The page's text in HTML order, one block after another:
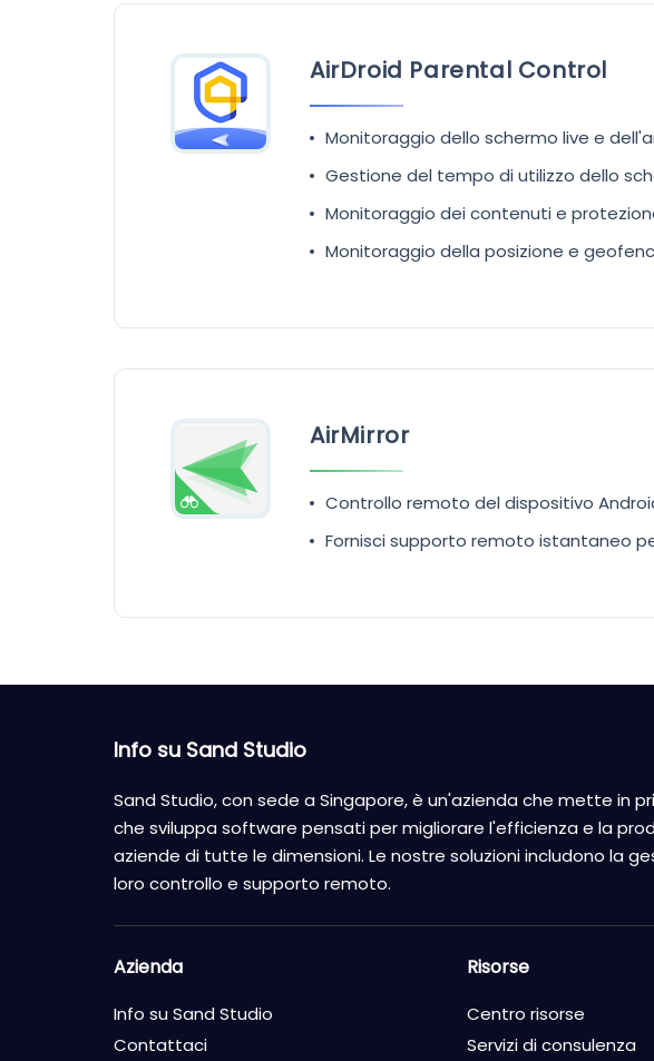
AirDroid Parental Control
Monitoraggio dello schermo live e
Gestione del tempo di utilizzo dello
Monitoraggio dei contenuti e
Monitoraggio della posizione e
AirMirror
Controllo remoto del dispositivo
Fornisci supporto remoto istantaneo
Info su Sand Studio
Sand Studio, con sede a Singapore, è un'azienda che mette in
che sviluppa software pensati per migliorare l'efficienza e la
aziende di tutte le dimensioni. Le nostre soluzioni includono la
loro controllo e supporto remoto.
Azienda
Info su Sand Studio
Contattaci
Risorse
Centro risorse
Servizi di consulenza